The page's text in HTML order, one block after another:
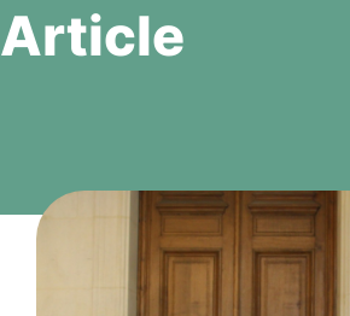
Article